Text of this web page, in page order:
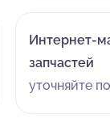
Интернет-
запчастей
уточняйте